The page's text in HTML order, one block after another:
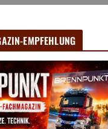
EMPFEHLUNG